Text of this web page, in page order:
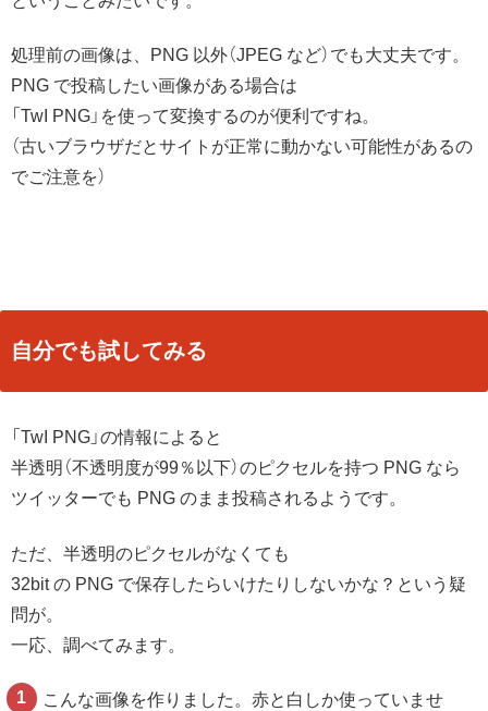
処理前の画像は、PNG 以外（JPEG など）でも大丈夫です。
PNG で投稿したい画像がある場合は
「TwI PNG」を使って変換するのが便利ですね。
（古いブラウザだとサイトが正常に動かない可能性があるの
でご注意を）
自分でも試してみる
「TwI PNG」の情報によると
半透明（不透明度が99％以下）のピクセルを持つ PNG なら
ツイッターでも PNG のまま投稿されるようです。
ただ、半透明のピクセルがなくても
32bit の PNG で保存したらいけたりしないかな？という疑
問が。
一応、調べてみます。
こんな画像を作りました。赤と白しか使っていませ